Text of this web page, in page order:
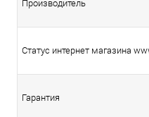
Производитель
Статус интернет магазина
Гарантия